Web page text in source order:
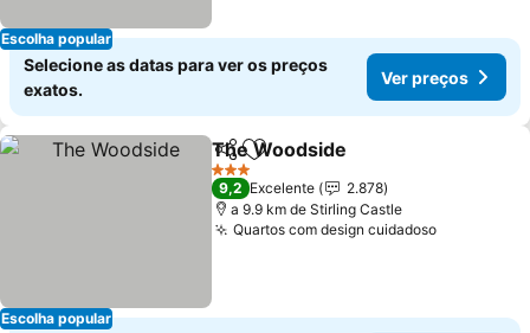
Escolha popular
Selecione as datas para ver os preços
exatos.
Ver preços
Escolha popular
PartilharAdicionar aos favoritos
The Woodside
3 Estrelas
9,2 Excelente
2.878
a 9.9 km de Stirling Castle
Quartos com design cuidadosoVer